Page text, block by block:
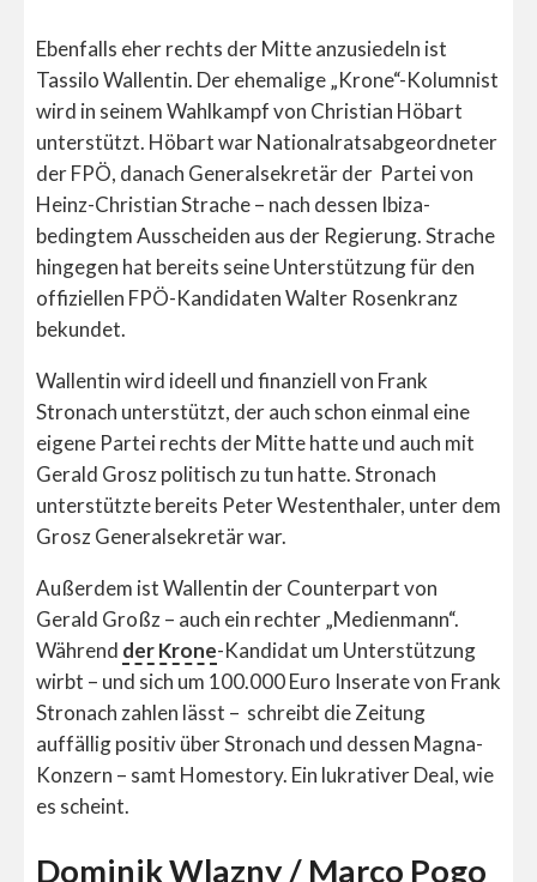
Ebenfalls eher rechts der Mitte anzusiedeln ist
Tassilo Wallentin. Der ehemalige „Krone“-Kolumnist
wird in seinem Wahlkampf von Christian Höbart
unterstützt. Höbart war Nationalratsabgeordneter
der FPÖ, danach Generalsekretär der Partei von
Heinz-Christian Strache – nach dessen Ibiza-
bedingtem Ausscheiden aus der Regierung. Strache
hingegen hat bereits seine Unterstützung für den
offiziellen FPÖ-Kandidaten Walter Rosenkranz
bekundet.
Wallentin wird ideell und finanziell von Frank
Stronach unterstützt, der auch schon einmal eine
eigene Partei rechts der Mitte hatte und auch mit
Gerald Grosz politisch zu tun hatte. Stronach
unterstützte bereits Peter Westenthaler, unter dem
Grosz Generalsekretär war.
Außerdem ist Wallentin der Counterpart von
Gerald Großz – auch ein rechter „Medienmann“.
Während der Krone-Kandidat um Unterstützung
wirbt – und sich um 100.000 Euro Inserate von Frank
Stronach zahlen lässt – schreibt die Zeitung
auffällig positiv über Stronach und dessen Magna-
Konzern – samt Homestory. Ein lukrativer Deal, wie
es scheint.
Dominik Wlazny / Marco Pogo